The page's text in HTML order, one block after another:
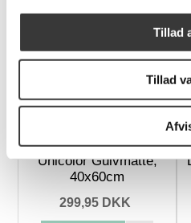
Tillad
Tillad
Varianter
Unicolor Gulvmåtte,
40x60cm
299,95 DKK